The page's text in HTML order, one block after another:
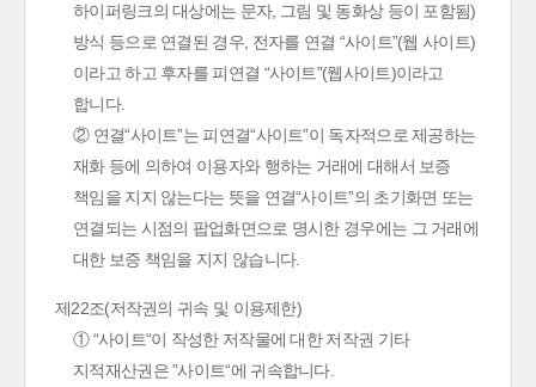
하이퍼링크의 대상에는 문자, 그림 및 동화상 등이 포함됨)
방식 등으로 연결된 경우, 전자를 연결 “사이트”(웹 사이트)
이라고 하고 후자를 피연결 “사이트”(웹사이트)이라고
합니다.
② 연결“사이트”는 피연결“사이트”이 독자적으로 제공하는
재화 등에 의하여 이용자와 행하는 거래에 대해서 보증
책임을 지지 않는다는 뜻을 연결“사이트”의 초기화면 또는
연결되는 시점의 팝업화면으로 명시한 경우에는 그 거래에
대한 보증 책임을 지지 않습니다.
제22조(저작권의 귀속 및 이용제한)
① “사이트“이 작성한 저작물에 대한 저작권 기타
지적재산권은 ”사이트“에 귀속합니다.